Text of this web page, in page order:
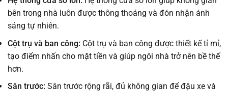
bên trong nhà luôn được thông thoáng và đón nhận ánh
sáng tự nhiên.
Cột trụ và ban công: Cột trụ và ban công được thiết kế tỉ mỉ,
tạo điểm nhấn cho mặt tiền và giúp ngôi nhà trở nên bề thế
hơn.
Sân trước: Sân trước rộng rãi, đủ không gian để đậu xe và